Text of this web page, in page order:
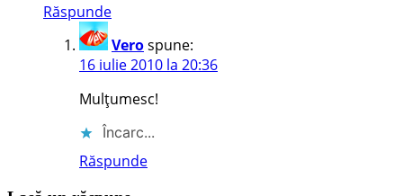
Răspunde
Verospune:
16 iulie 2010 la 20:36
Mulţumesc!
Încarc...
Răspunde